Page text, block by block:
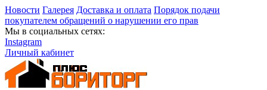
Новости Галерея Доставка и оплата Порядок подачи
покупателем обращений о нарушении его прав
Мы в социальных сетях:
Instagram
Личный кабинет